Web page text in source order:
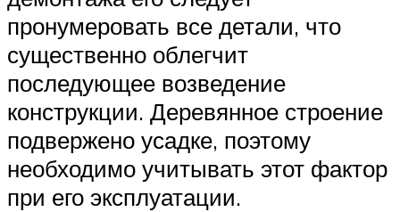
пронумеровать все детали, что
существенно облегчит
последующее возведение
конструкции. Деревянное строение
подвержено усадке, поэтому
необходимо учитывать этот фактор
при его эксплуатации.